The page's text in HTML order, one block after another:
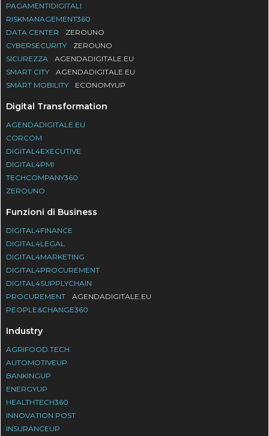
PAGAMENTIDIGITALI
RISKMANAGEMENT360
DATA CENTER
ZEROUNO
CYBERSECURITY
ZEROUNO
SICUREZZA
AGENDADIGITALE.EU
SMART CITY
AGENDADIGITALE.EU
SMART MOBILITY
ECONOMYUP
Digital Transformation
AGENDADIGITALE.EU
CORCOM
DIGITAL4EXECUTIVE
DIGITAL4PMI
TECHCOMPANY360
ZEROUNO
Funzioni di Business
DIGITAL4FINANCE
DIGITAL4LEGAL
DIGITAL4MARKETING
DIGITAL4PROCUREMENT
DIGITAL4SUPPLYCHAIN
PROCUREMENT
AGENDADIGITALE.EU
PEOPLE&CHANGE360
Industry
AGRIFOOD.TECH
AUTOMOTIVEUP
BANKINGUP
ENERGYUP
HEALTHTECH360
INNOVATION POST
INSURANCEUP